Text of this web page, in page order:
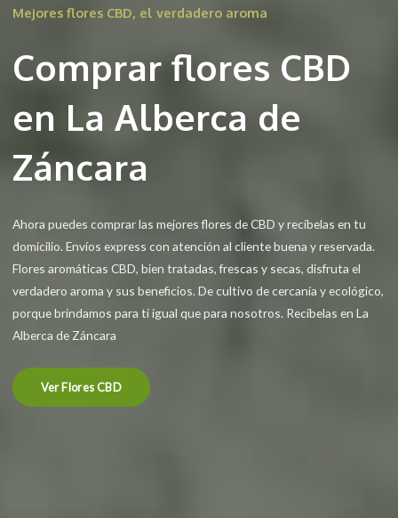
Mejores flores CBD, el verdadero aroma
Comprar flores CBD
en La Alberca de
Záncara
Ahora puedes comprar las mejores flores de CBD y recíbelas en tu
domicilio. Envíos express con atención al cliente buena y reservada.
Flores aromáticas CBD, bien tratadas, frescas y secas, disfruta el
verdadero aroma y sus beneficios. De cultivo de cercanía y ecológico,
porque brindamos para ti igual que para nosotros. Recíbelas en La
Alberca de Záncara
Ver Flores CBD